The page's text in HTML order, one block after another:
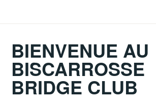
principalBIENVENUE AU
BISCARROSSE
BRIDGE CLUB